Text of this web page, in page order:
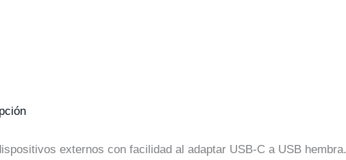
externos con facilidad al adaptar USB-C a USB hembra.